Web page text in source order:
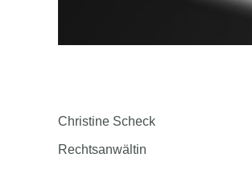
Christine Scheck
Rechtsanwältin